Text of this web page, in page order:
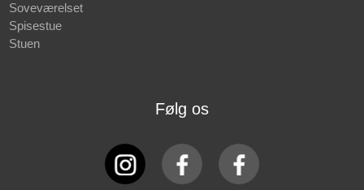
Soveværelset
Spisestue
Stuen
Følg os